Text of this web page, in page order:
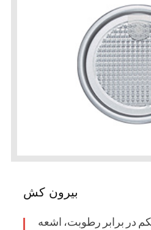
بیرون کش
در برابر رطوبت، اشعه